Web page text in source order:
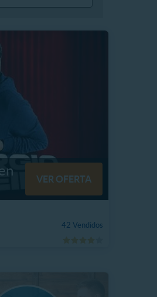
VER OFERTA
42 Vendidos